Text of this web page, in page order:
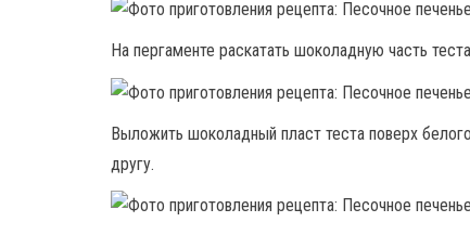
На пергаменте раскатать шоколадную часть
Выложить шоколадный пласт теста поверх
другу.